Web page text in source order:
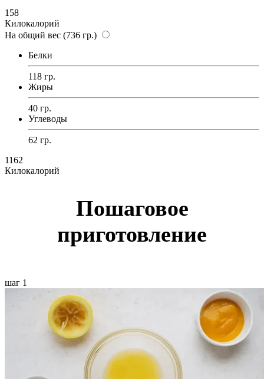
158
Килокалорий
На общий вес (736 гр.)
Белки
118 гр.
Жиры
40 гр.
Углеводы
62 гр.
1162
Килокалорий
Пошаговое
приготовление
шаг 1